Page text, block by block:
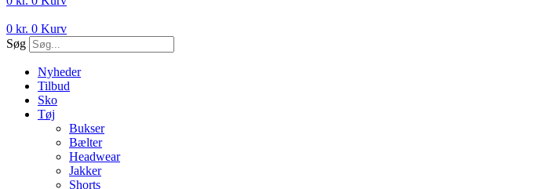
0 kr. 0 Kurv
Søg
Nyheder
Tilbud
Sko
Tøj
Bukser
Bælter
Headwear
Jakker
Shorts